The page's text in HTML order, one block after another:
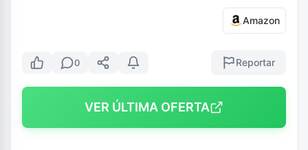
Amazon
0 Reportar
VER ÚLTIMA OFERTA